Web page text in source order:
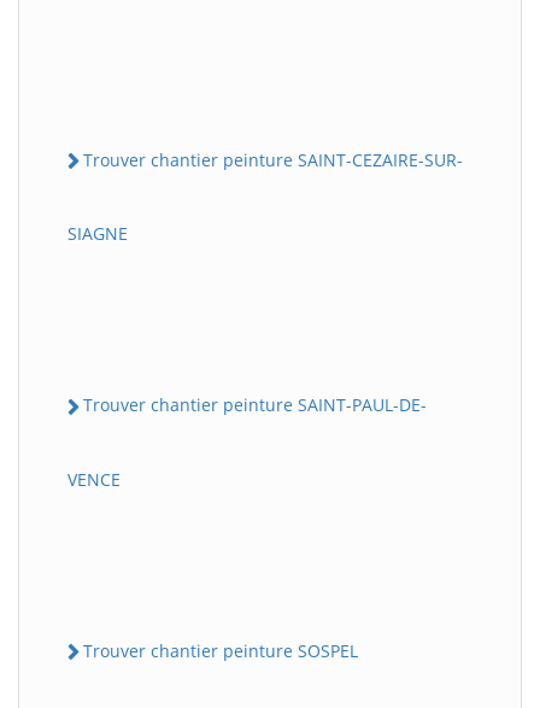
Trouver chantier peinture SAINT-CEZAIRE-SUR-
SIAGNE
Trouver chantier peinture SAINT-PAUL-DE-
VENCE
Trouver chantier peinture SOSPEL